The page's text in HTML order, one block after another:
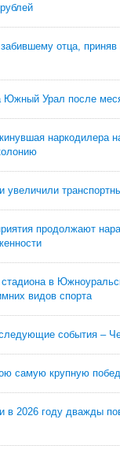
отца, приняв
Урал после
наркодилера
увеличили
продолжают
в
видов спорта
события –
самую крупную
в 2026 году дважды